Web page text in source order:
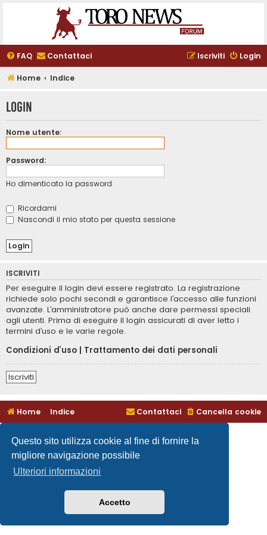
Questo sito utilizza cookie al fine di fornire la
migliore navigazione possibile
Ulteriori informazioni
Accetto
FAQ Contattaci Login
Iscriviti
Home Indice
Login
Nome utente:
Password:
Ho dimenticato la password
Ricordami
Nascondi il mio stato per questa sessione
ISCRIVITI
Per eseguire il login devi essere registrato. La registrazione
richiede solo pochi secondi e garantisce l’accesso alle funzioni
avanzate. L’amministratore può anche dare permessi speciali
agli utenti. Prima di eseguire il login assicurati di aver letto i
termini d’uso e le varie regole.
Condizioni d’uso | Trattamento dei dati personali
Iscriviti
Home Indice Cancella cookie
Contattaci